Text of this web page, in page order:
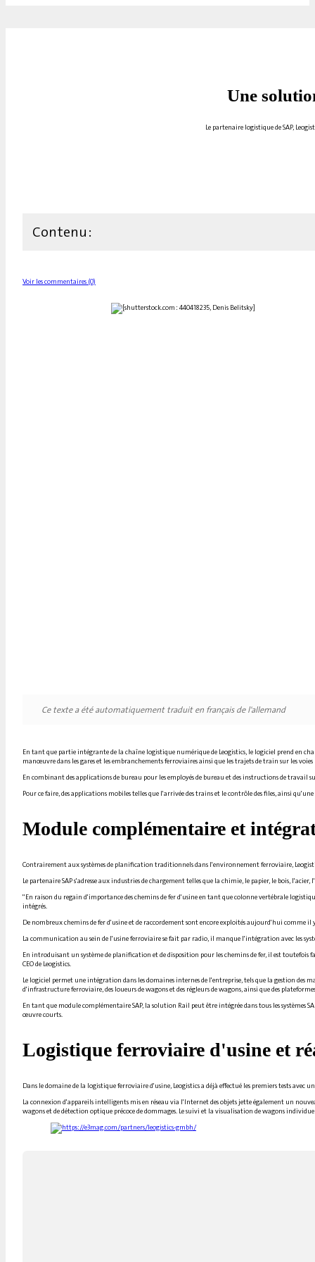
Une
Le partenaire logistique de SAP,
Contenu :
Voir les commentaires (0)
Ce texte a été automatiquement traduit en français de l'allemand
En tant que partie intégrante de la chaîne logistique numérique de Leogistics, le logiciel prend en
manœuvre dans les gares et les embranchements ferroviaires ainsi que les trajets de train sur les voies
En combinant des applications de bureau pour les employés de bureau et des instructions de
Pour ce faire, des applications mobiles telles que l'arrivée des trains et le contrôle des files, ainsi
Module complémentaire et
Contrairement aux systèmes de planification traditionnels dans l'environnement ferroviaire,
Le partenaire SAP s'adresse aux industries de chargement telles que la chimie, le papier, le bois,
"En raison du regain d'importance des chemins de fer d'usine en tant que colonne vertébrale
intégrés.
De nombreux chemins de fer d'usine et de raccordement sont encore exploités aujourd'hui comme
La communication au sein de l'usine ferroviaire se fait par radio, il manque l'intégration avec les
En introduisant un système de planification et de disposition pour les chemins de fer, il est toutefois
CEO de Leogistics.
Le logiciel permet une intégration dans les domaines internes de l'entreprise, tels que la gestion des
d'infrastructure ferroviaire, des loueurs de wagons et des régleurs de wagons, ainsi que des
En tant que module complémentaire SAP, la solution Rail peut être intégrée dans tous les systèmes
œuvre courts.
Logistique ferroviaire d'usine et
Dans le domaine de la logistique ferroviaire d'usine, Leogistics a déjà effectué les premiers tests
La connexion d'appareils intelligents mis en réseau via l'Internet des objets jette également un
wagons et de détection optique précoce de dommages. Le suivi et la visualisation de wagons